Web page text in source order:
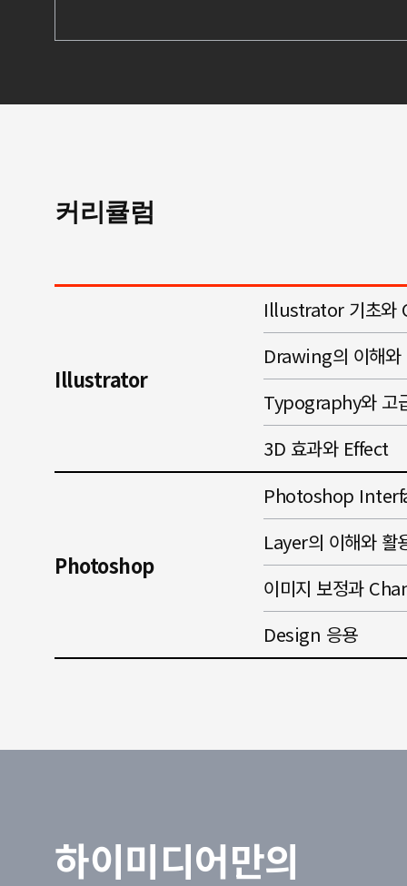
커리큘럼
Illustrator
Illustrator 기초
Drawing의 이해
Typography와 고
3D 효과와 Effect
Photoshop
Photoshop
Layer의 이해와 활
이미지 보정과
Design 응용
하이미디어만의